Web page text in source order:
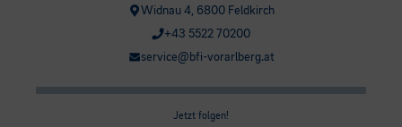
Widnau 4, 6800 Feldkirch
+43 5522 70200
service@bfi-vorarlberg.at
Jetzt folgen!